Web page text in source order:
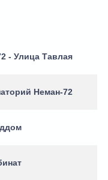
- Улица Тавлая
Неман-72